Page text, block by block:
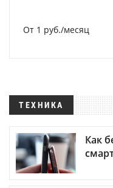
От 1 руб./месяц
ТЕХНИКА
Как